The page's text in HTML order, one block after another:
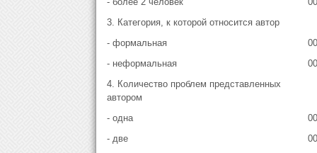
3. Категория, к которой относится автор
- формальная
- неформальная
4. Количество проблем представленных
автором
- одна
- две